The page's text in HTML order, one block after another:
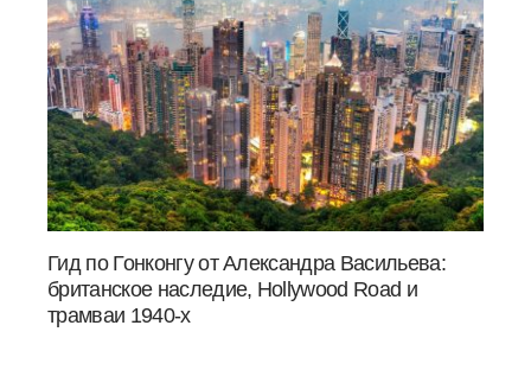
Гид по Гонконгу от Александра Васильева:
британское наследие, Hollywood Road и
трамваи 1940-х